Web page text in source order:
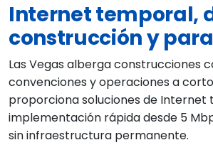
Internet temporal,
construcción y
Las Vegas alberga construcciones
convenciones y operaciones a
proporciona soluciones de Internet
implementación rápida desde 5
sin infraestructura permanente.